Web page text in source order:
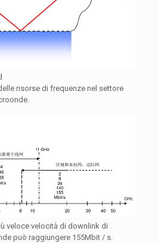
risorse di frequenze nel settore
veloce velocità di downlink di
può raggiungere 155Mbit / s.